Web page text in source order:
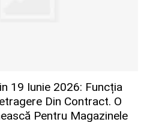
19 Iunie 2026: Funcția
Din Contract. O
Pentru Magazinele